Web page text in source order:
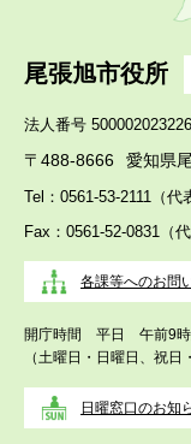
尾張旭市役所
法人番号
〒488-8666 愛知県
Tel：0561-53-2111（代
Fax：0561-52-0831（代
各課等へのお問
開庁時間 平日 午前9時
（土曜日・日曜日、祝日
日曜窓口のお知